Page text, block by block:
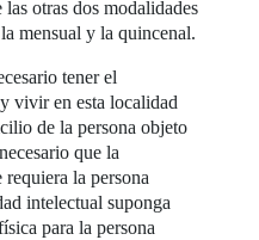
otras dos modalidades
mensual y la quincenal.
tener el
vivir en esta localidad
de la persona objeto
que la
la persona
intelectual suponga
para la persona